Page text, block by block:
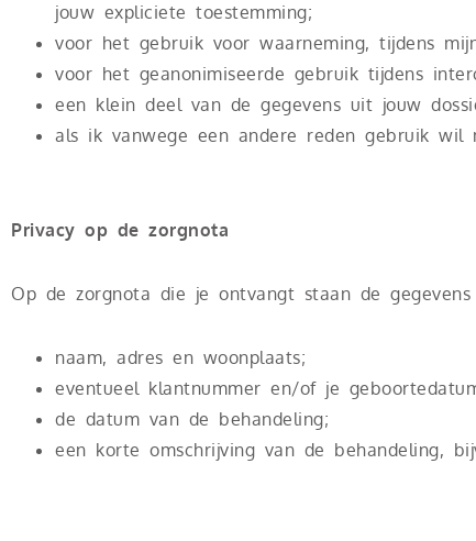
jouw expliciete toestemming;
voor het gebruik voor waarneming, tijdens
voor het geanonimiseerde gebruik tijdens
een klein deel van de gegevens uit jouw
als ik vanwege een andere reden gebruik wil
Privacy op de zorgnota
Op de zorgnota die je ontvangt staan de
naam, adres en woonplaats;
eventueel klantnummer en/of je
de datum van de behandeling;
een korte omschrijving van de behandeling,